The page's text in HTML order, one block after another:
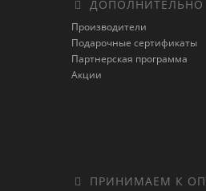
ДОПОЛНИТЕЛЬНО
Производители
Подарочные сертификаты
Партнерская программа
Акции
ПРИНИМАЕМ К